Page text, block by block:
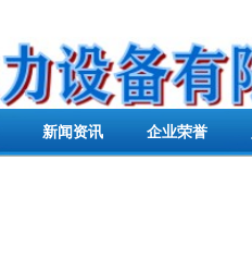
新闻资讯 企业荣誉